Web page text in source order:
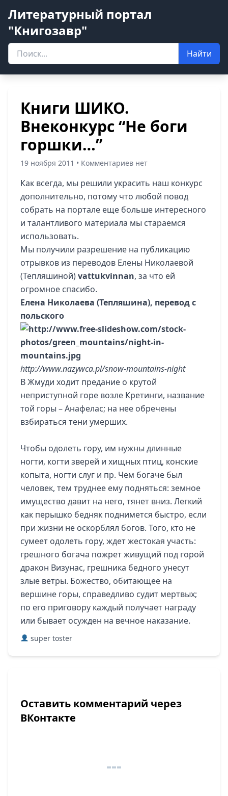
Литературный портал
"Книгозавр"
Найти
Книги ШИКО.
Внеконкурс “Не боги
горшки…”
19 ноября 2011 • Комментариев нет
Как всегда, мы решили украсить наш конкурс
дополнительно, потому что любой повод
собрать на портале еще больше интересного
и талантливого материала мы стараемся
использовать.
Мы получили разрешение на публикацию
отрывков из переводов Елены Николаевой
(Тепляшиной)vattukvinnan, за что ей
огромное спасибо.
Елена Николаева (Тепляшина), перевод с
польского
http://www.nazywca.pl/snow-mountains-night
В Жмуди ходит предание о крутой
неприступной горе возле Кретинги, название
той горы – Анафелас; на нее обречены
взбираться тени умерших.
Чтобы одолеть гору, им нужны длинные
ногти, когти зверей и хищных птиц, конские
копыта, ногти слуг и пр. Чем богаче был
человек, тем труднее ему подняться: земное
имущество давит на него, тянет вниз. Легкий
как перышко бедняк поднимется быстро, если
при жизни не оскорблял богов. Того, кто не
сумеет одолеть гору, ждет жестокая участь:
грешного богача пожрет живущий под горой
дракон Визунас, грешника бедного унесут
злые ветры. Божество, обитающее на
вершине горы, справедливо судит мертвых;
по его приговору каждый получает награду
или бывает осужден на вечное наказание.
super toster
Оставить комментарий через
ВКонтакте